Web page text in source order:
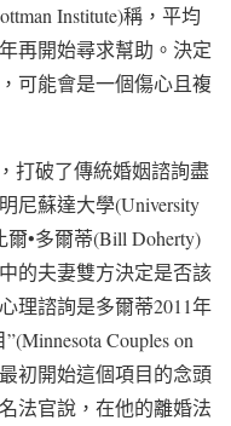
Institute)稱，平均
再開始尋求幫助。決定
可能會是一個傷心且複
打破了傳統婚姻諮詢盡
尼蘇達大學(University
•多爾蒂(Bill Doherty)
的夫妻雙方決定是否該
理諮詢是多爾蒂2011年
Couples on
初開始這個項目的念頭
法官說，在他的離婚法